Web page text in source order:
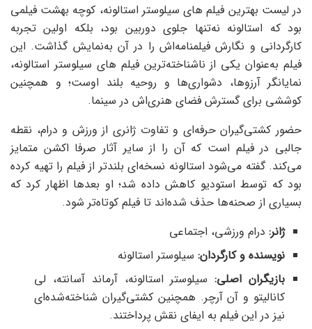
در لیست بهترین فیلم های سیلوستر استالونه، کوچه بهشت فیلمی
بود که استالونه نه‌تنها جلوی دوربین بود، بلکه اولین تجربه
کارگردانی و نگارش فیلمنامه‌اش را در آن به‌نمایش گذاشت. این
فیلم به‌عنوان یکی از ناشناخته‌ترین فیلم های سیلوستر استالونه،
نمایانگر آرزوها، دشواری‌ها و روحیه بلند اوست؛ و همچنین
کوششی برای گسترش فضای هنری‌اش در سینما.
حضور کشتی‌گیران حرفه‌ای و تفاوت ژانری از ورزش و درام، نقطه
جالبی در فیلم است که آن را از سایر آثار صرفا اکشن متمایز
می‌کند. گفته می‌شود استالونه نسخه‌ای بلندتر از فیلم را تهیه کرده
بود که توسط استودیو کاهش داده شد؛ او بعدها اظهار کرد که
بسیاری از صحنه‌ها حذف شده‌اند تا فیلم کوتاه‌تر شود.
ژانر: درام ورزشی، اجتماعی
نویسنده و کارگردان: سیلوستر استالونه
بازیگران اصلی:سیلوستر استالونه، آرماند آسانته، لی
کانالیتو و آن آرچر. همچنین کشتی‌گیران شناخته‌شده‌ای
نیز در این فیلم به ایفای نقش پرداختند.